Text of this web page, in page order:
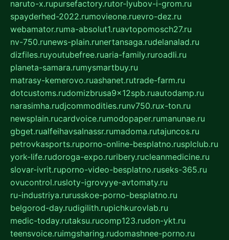
naruto-x.rupursefactory.rutor-lyubov-i-grom.ru
spayderhed-2022.rumovieone.ruevro-dez.ru
webamator.ruma-absolut1.ruavtopomosch27.ru
nv-750.runews-plain.runertansaga.rudelanalad.ru
dizfiles.ruyoutubefree.ruaria-family.ruroadli.ru
planeta-samara.rumysmartbuy.ru
matrasy-kemerovo.ruashanet.rutrade-farm.ru
dotcustoms.rudomizbrusa9x12spb.ruautodamp.ru
narasimha.rudjcommodities.runv750.rux-ton.ru
newsplain.rucardvoice.rumodopaper.rumanunae.ru
gbget.rualfeihavsalnassr.rumadoma.rutajuncos.ru
petrovkasports.ruporno-online-besplatno.rusplclub.ru
york-life.rudoroga-expo.ruribery.rucleanmedicine.ru
slovar-ivrit.ruporno-video-besplatno.ruseks-365.ru
ovucontrol.rusloty-igrovyye-avtomaty.ru
ru-industriya.rurusskoe-porno-besplatno.ru
belgorod-day.rudigilith.rupichkurovlab.ru
medic-today.rutaksu.rucomp123.rudon-ykt.ru
teensvoice.ruimgsharing.rudomashnee-porno.ru